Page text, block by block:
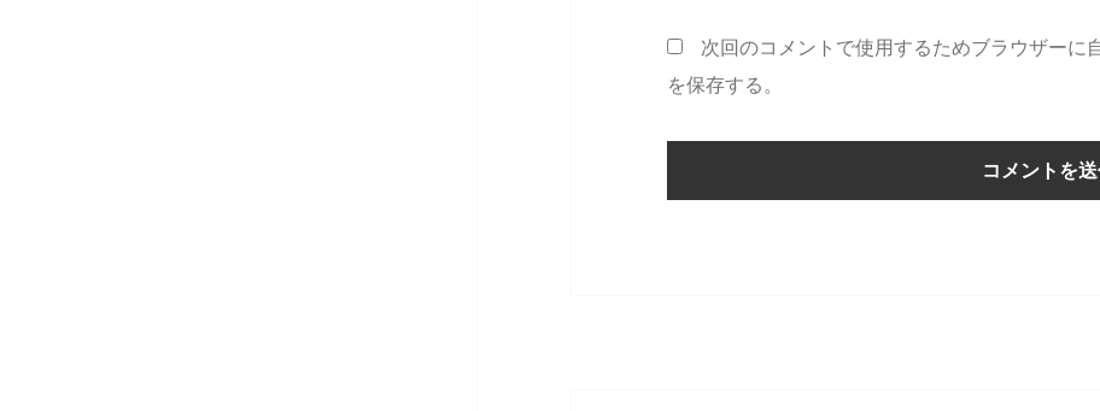
次回のコメントで使用するためブラウザーに
を保存する。